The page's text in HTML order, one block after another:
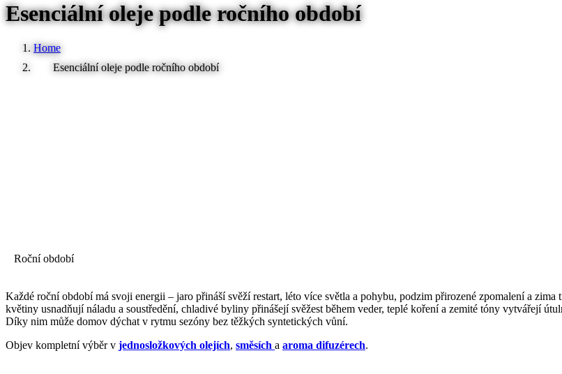
Esenciální oleje podle ročního období
Home
Esenciální oleje podle ročního období
Roční období
Každé roční období má svoji energii – jaro přináší svěží restart, léto více světla a pohybu, podzim přirozené zpomalení a
květiny usnadňují náladu a soustředění, chladivé byliny přinášejí svěžest během veder, teplé koření a zemité tóny vytvářejí
Díky nim může domov dýchat v rytmu sezóny bez těžkých syntetických vůní.
Objev kompletní výběr v jednosložkových olejích, směsích a aroma difuzérech.